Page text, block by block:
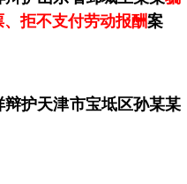
拒不支付劳动报酬案
护天津市宝坻区孙某某